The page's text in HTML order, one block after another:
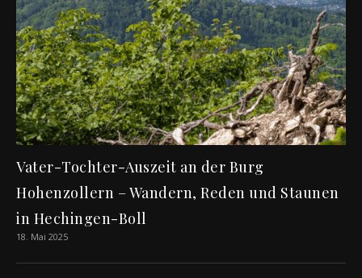
Vater-Tochter-Auszeit an der Burg
Hohenzollern – Wandern, Reden und Staunen
in Hechingen-Boll
18. Mai 2025